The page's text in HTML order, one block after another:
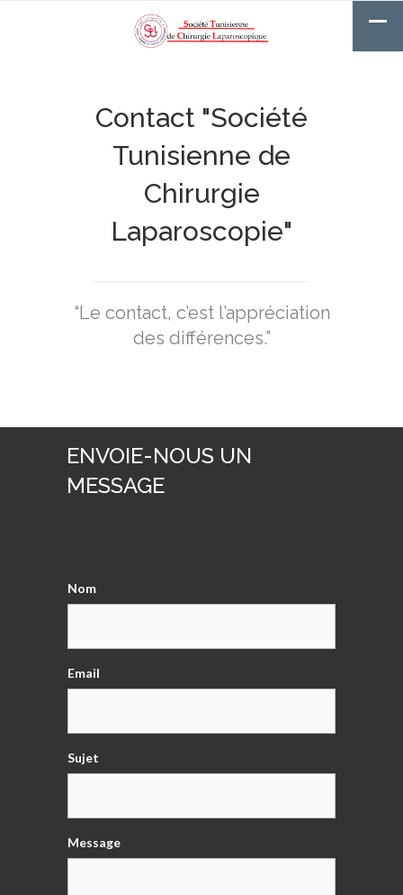
Contact "Société
Tunisienne de
Chirurgie
Laparoscopie"
“Le contact, c’est l’appréciation
des différences.”
ENVOIE-NOUS UN
MESSAGE
Nom
Email
Sujet
Message